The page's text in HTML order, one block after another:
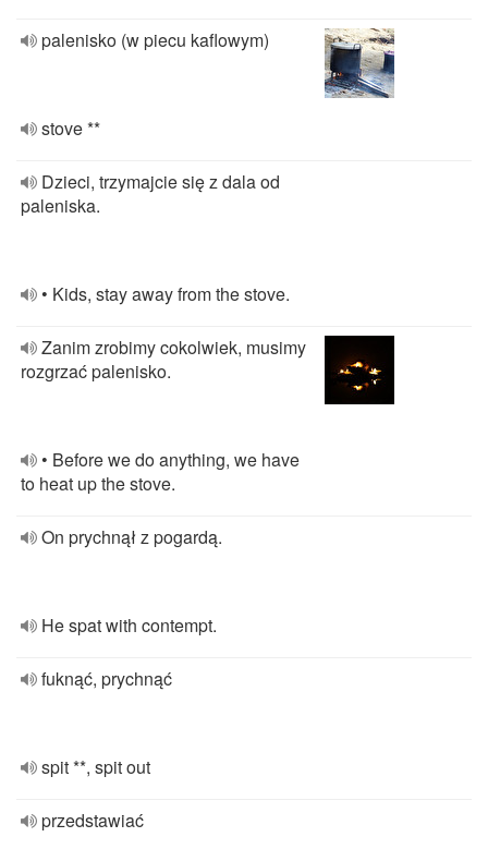
palenisko (w piecu kaflowym)
stove **
Dzieci, trzymajcie się z dala od
paleniska.
• Kids, stay away from the stove.
Zanim zrobimy cokolwiek, musimy
rozgrzać palenisko.
• Before we do anything, we have
to heat up the stove.
On prychnął z pogardą.
He spat with contempt.
fuknąć, prychnąć
spit **, spit out
przedstawiać